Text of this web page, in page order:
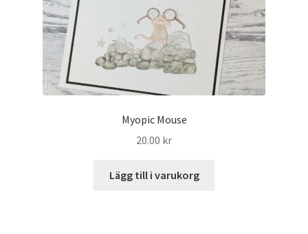
Myopic Mouse
20.00 kr
Lägg till i varukorg